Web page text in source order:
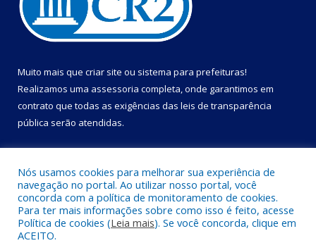
Muito mais que criar site ou sistema para prefeituras!
Realizamos uma assessoria completa, onde garantimos em
contrato que todas as exigências das leis de transparência
pública serão atendidas.
Todos os direitos reservados a Câmara Municipal de Cametá.
Nós usamos cookies para melhorar sua experiência de
navegação no portal. Ao utilizar nosso portal, você
concorda com a política de monitoramento de cookies.
Para ter mais informações sobre como isso é feito, acesse
Política de cookies (Leia mais). Se você concorda, clique em
ACEITO.